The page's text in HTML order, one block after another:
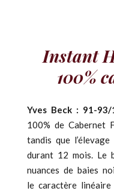
Instant
100%
Yves Beck : 91-93/
100% de Cabernet
tandis que
durant 12 mois. Le
nuances de baies
le caractère